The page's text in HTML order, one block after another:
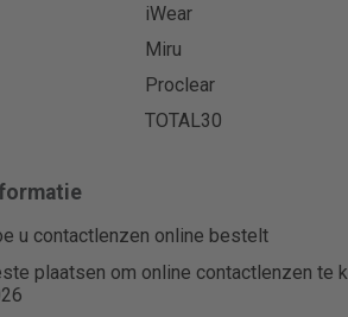
iWear
Miru
Proclear
TOTAL30
u contactlenzen online bestelt
plaatsen om online contactlenzen te